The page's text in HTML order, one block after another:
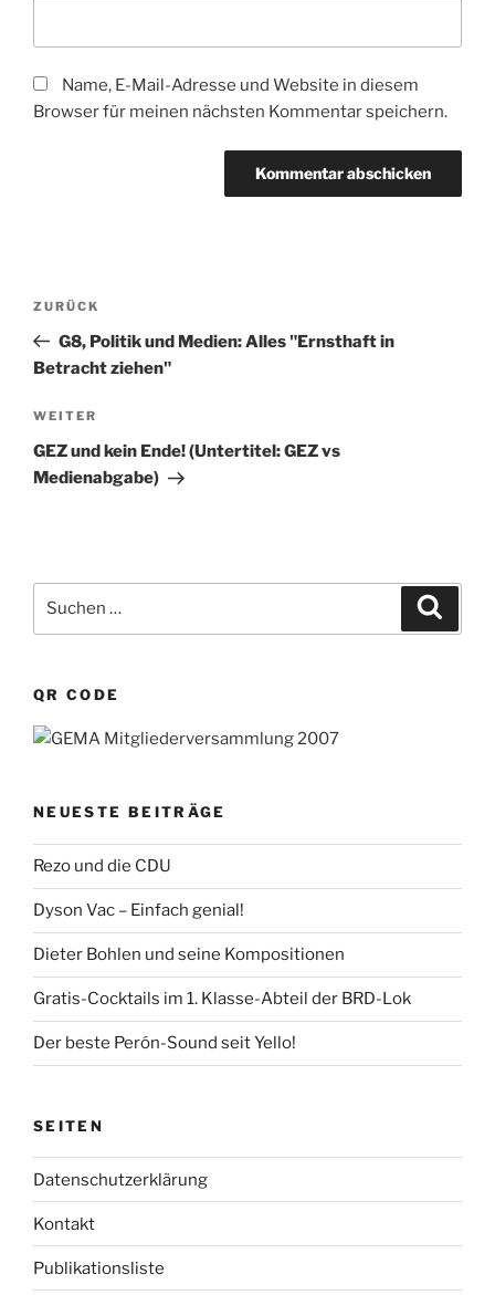
Name, E-Mail-Adresse und Website in diesem
Browser für meinen nächsten Kommentar speichern.
e
r
n
t
i
v
Beitragsnavigation
Vorheriger
Beitrag
ZURÜCK
G8, Politik und Medien: Alles "Ernsthaft in
Betracht ziehen"
Nächster
Beitrag
WEITER
GEZ und kein Ende! (Untertitel: GEZ vs
Medienabgabe)
nach:
QR CODE
NEUESTE BEITRÄGE
Rezo und die CDU
Dyson Vac – Einfach genial!
Dieter Bohlen und seine Kompositionen
Gratis-Cocktails im 1. Klasse-Abteil der BRD-Lok
Der beste Perón-Sound seit Yello!
SEITEN
Datenschutzerklärung
Kontakt
Publikationsliste